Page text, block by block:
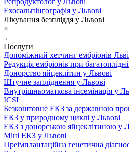
Репродуктолог у Львові
Ехосальпінгографія у Львові
Лікування безпліддя у Львові
×
←
Послуги
Допоміжний хетчинг ембріонів
Редукція ембріонів при
Донорство яйцеклітин у Львові
Штучне запліднення у Львові
Внутрішньоматкова інсемінація у
ICSI
Безкоштовне ЕКЗ за державною
ЕКЗ у природному циклі у Львові
ЕКЗ з донорською яйцеклітиною у
Міні ЕКЗ у Львові
Преімплантаційна генетична